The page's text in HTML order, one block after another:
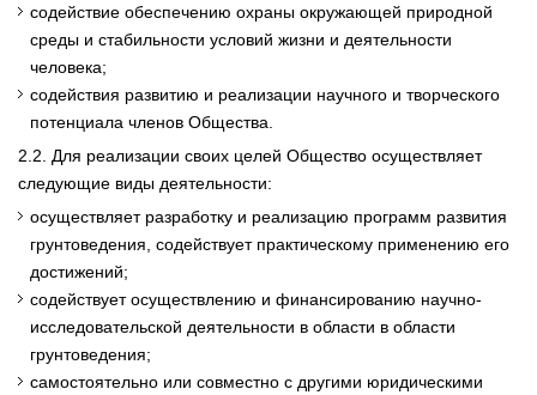
содействие обеспечению охраны окружающей природной
среды и стабильности условий жизни и деятельности
человека;
содействия развитию и реализации научного и творческого
потенциала членов Общества.
2.2. Для реализации своих целей Общество осуществляет
следующие виды деятельности:
осуществляет разработку и реализацию программ развития
грунтоведения, содействует практическому применению его
достижений;
содействует осуществлению и финансированию научно-
исследовательской деятельности в области в области
грунтоведения;
самостоятельно или совместно с другими юридическими